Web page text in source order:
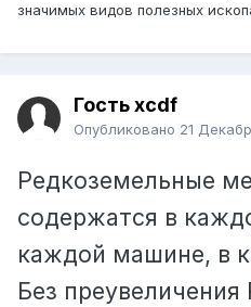
значимых видов полезных
Гость xcdf
Опубликовано 21
Редкоземельные
содержатся в
каждой машине, в
Без